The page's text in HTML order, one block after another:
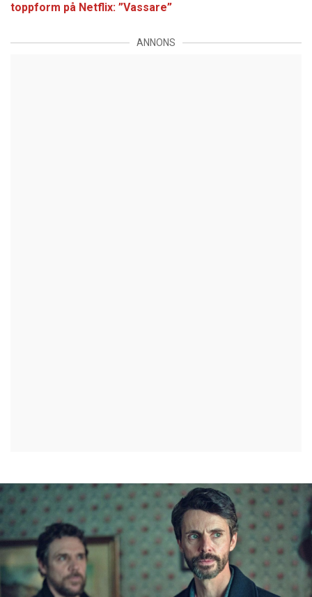
toppform på Netflix: ”Vassare”
ANNONS